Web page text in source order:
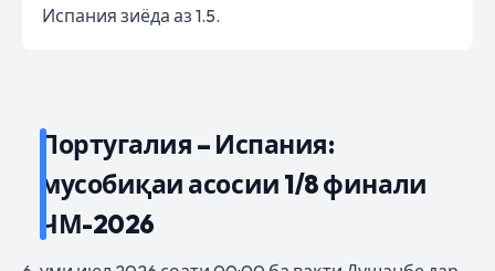
Испания зиёда аз 1.5.
Португалия – Испания:
мусобиқаи асосии 1/8 финали
ЧМ-2026